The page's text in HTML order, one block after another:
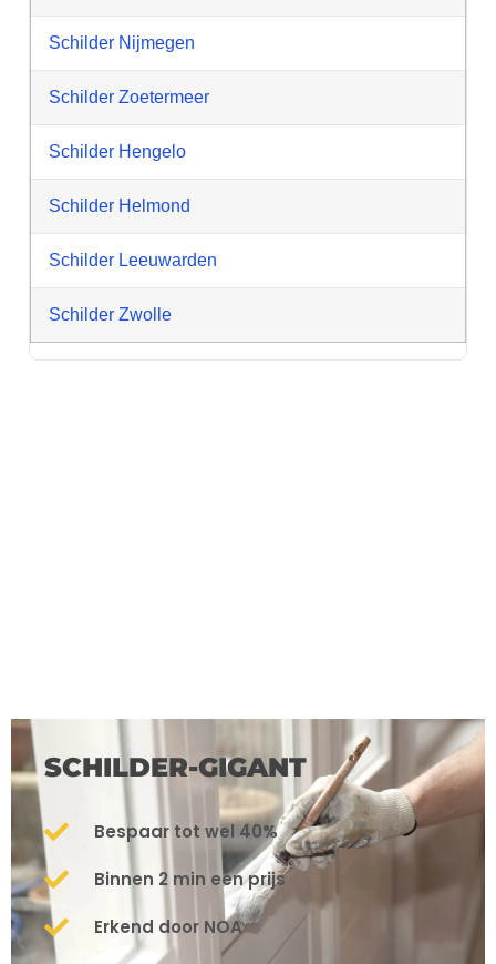
Schilder Nijmegen
Schilder Zoetermeer
Schilder Hengelo
Schilder Helmond
Schilder Leeuwarden
Schilder Zwolle
SCHILDER-GIGANT
Bespaar tot wel 40%
Binnen 2 min een prijs
Erkend door NOA